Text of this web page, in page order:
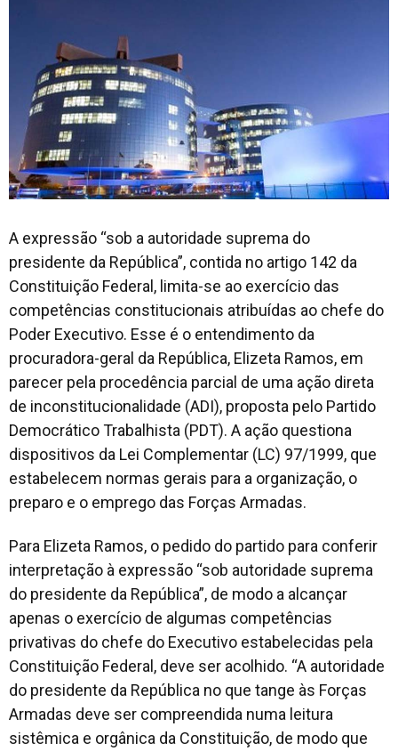
A expressão “sob a autoridade suprema do
presidente da República”, contida no artigo 142 da
Constituição Federal, limita-se ao exercício das
competências constitucionais atribuídas ao chefe do
Poder Executivo. Esse é o entendimento da
procuradora-geral da República, Elizeta Ramos, em
parecer pela procedência parcial de uma ação direta
de inconstitucionalidade (ADI), proposta pelo Partido
Democrático Trabalhista (PDT). A ação questiona
dispositivos da Lei Complementar (LC) 97/1999, que
estabelecem normas gerais para a organização, o
preparo e o emprego das Forças Armadas.
Para Elizeta Ramos, o pedido do partido para conferir
interpretação à expressão “sob autoridade suprema
do presidente da República”, de modo a alcançar
apenas o exercício de algumas competências
privativas do chefe do Executivo estabelecidas pela
Constituição Federal, deve ser acolhido. “A autoridade
do presidente da República no que tange às Forças
Armadas deve ser compreendida numa leitura
sistêmica e orgânica da Constituição, de modo que